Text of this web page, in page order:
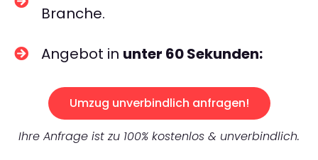
Branche.
Angebot in unter 60 Sekunden:
Umzug unverbindlich anfragen!
Ihre Anfrage ist zu 100% kostenlos & unverbindlich.